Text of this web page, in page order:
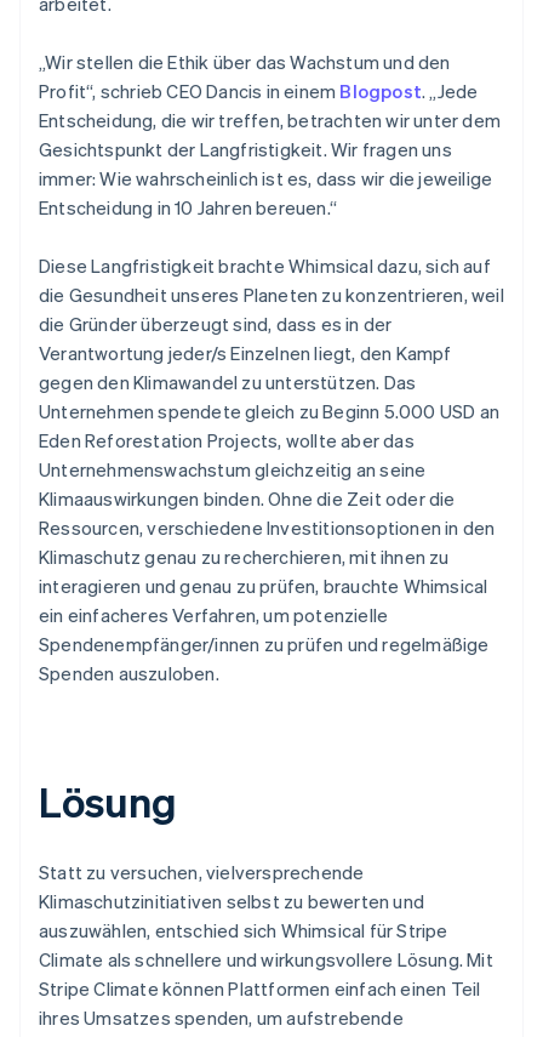
„Wir stellen die Ethik über das Wachstum und den
Profit“, schrieb CEO Dancis in einem Blogpost. „Jede
Entscheidung, die wir treffen, betrachten wir unter dem
Gesichtspunkt der Langfristigkeit. Wir fragen uns
immer: Wie wahrscheinlich ist es, dass wir die jeweilige
Entscheidung in 10 Jahren bereuen.“
Diese Langfristigkeit brachte Whimsical dazu, sich auf
die Gesundheit unseres Planeten zu konzentrieren, weil
die Gründer überzeugt sind, dass es in der
Verantwortung jeder/s Einzelnen liegt, den Kampf
gegen den Klimawandel zu unterstützen. Das
Unternehmen spendete gleich zu Beginn 5.000 USD an
Eden Reforestation Projects, wollte aber das
Unternehmenswachstum gleichzeitig an seine
Klimaauswirkungen binden. Ohne die Zeit oder die
Ressourcen, verschiedene Investitionsoptionen in den
Klimaschutz genau zu recherchieren, mit ihnen zu
interagieren und genau zu prüfen, brauchte Whimsical
ein einfacheres Verfahren, um potenzielle
Spendenempfänger/innen zu prüfen und regelmäßige
Spenden auszuloben.
Lösung
Statt zu versuchen, vielversprechende
Klimaschutzinitiativen selbst zu bewerten und
auszuwählen, entschied sich Whimsical für Stripe
Climate als schnellere und wirkungsvollere Lösung. Mit
Stripe Climate können Plattformen einfach einen Teil
ihres Umsatzes spenden, um aufstrebende